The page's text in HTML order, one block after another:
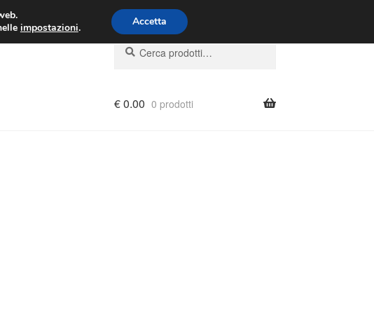
Ven 9:00 - 16:00 800 580 290
Cerca:
Cerca
€0.00 0 prodotti
impostazioni. Accetta